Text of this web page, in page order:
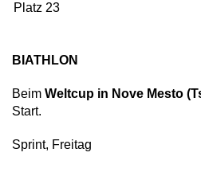
Platz 23
BIATHLON
Beim Weltcup in Nove Mesto
Start.
Sprint, Freitag